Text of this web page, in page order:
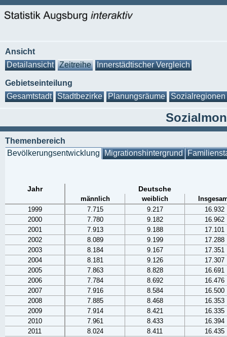
Ansicht
Detailansicht
Zeitreihe Innerstädtischer Vergleich
Gebietseinteilung
Gesamtstadt
Stadtbezirke Planungsräume Sozialregionen
Themenbereich
Bevölkerungsentwicklung Migrationshintergrund
Jahr Deutsche
männlich weiblich
1999
7.715 9.217
16.932
2000
7.780 9.182
16.962
2001
7.913 9.188
17.101
2002
8.089 9.199
17.288
2003
8.184 9.167
17.351
2004
8.181 9.126
17.307
2005
7.863 8.828
16.691
2006
7.784 8.692
16.476
2007
7.916 8.584
16.500
2008
7.885 8.468
16.353
2009
7.914 8.421
16.335
2010
7.961 8.433
16.394
2011
8.024 8.411
16.435